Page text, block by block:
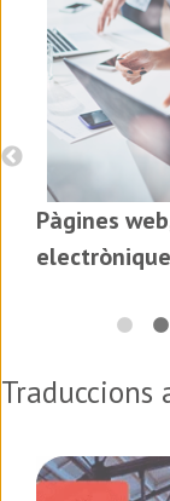
Pàgines
Traduccions